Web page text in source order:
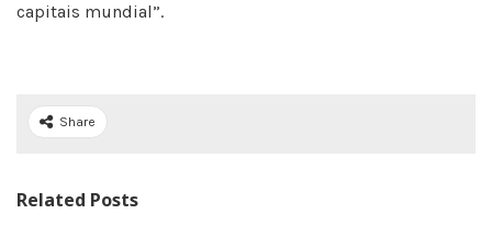
capitais mundial”.
Share
Related Posts